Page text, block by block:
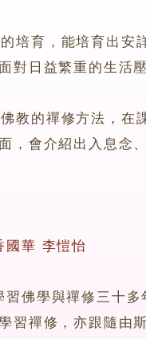
培育，能培育出安
對日益繁重的生活
的禪修方法，在課
，會介紹出入息念
國華 李愷怡
學與禪修三十多
習禪修，亦跟隨由